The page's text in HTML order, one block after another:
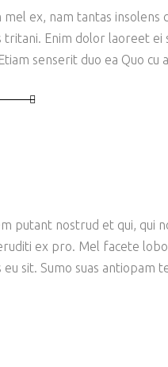
mel ex, nam tantas insolens
tritani. Enim dolor laoreet ei
senserit duo ea Quo cu
putant nostrud et qui, qui
ex pro. Mel facete
sit. Sumo suas antiopam